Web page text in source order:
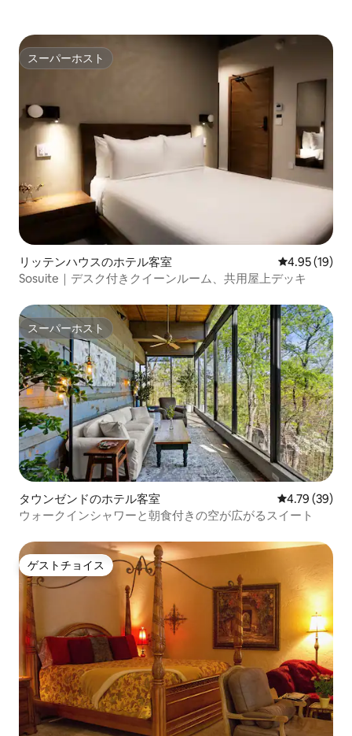
スーパーホスト
スーパーホスト
リッテンハウスのホテル客室 レビュー19
4.95 (19)
Sosuite｜デスク付きクイーンルーム、共用屋上デッキ
スーパーホスト
スーパーホスト
タウンゼンドのホテル客室 レビュー39
4.79 (39)
ウォークインシャワーと朝食付きの空が広がるスイート
ゲストチョイス
ゲストチョイス